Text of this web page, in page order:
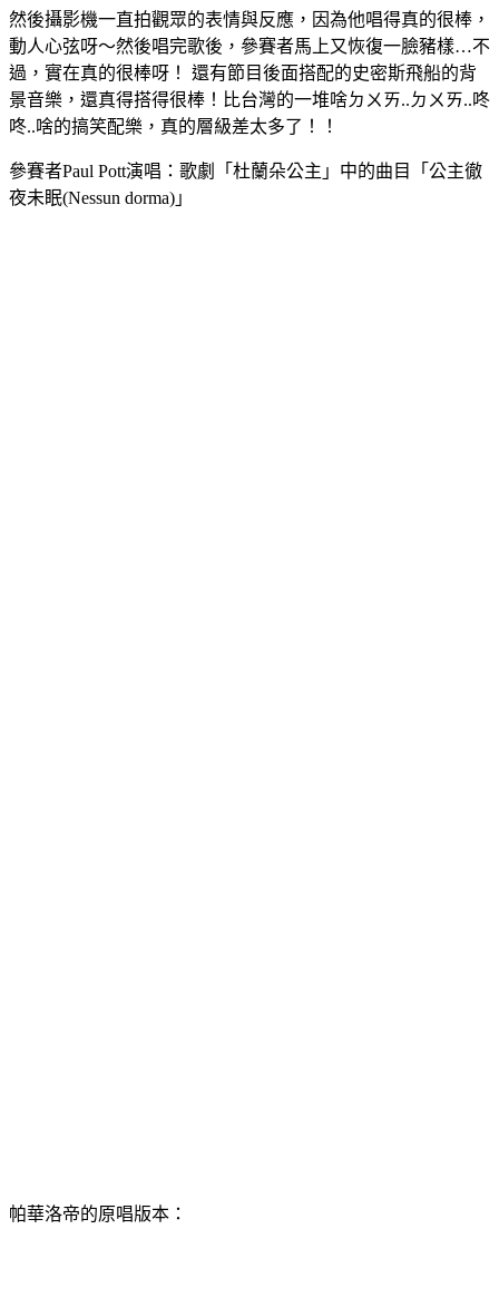
然後攝影機一直拍觀眾的表情與反應，因為他唱得真的很棒，
動人心弦呀～然後唱完歌後，參賽者馬上又恢復一臉豬樣…不
過，實在真的很棒呀！ 還有節目後面搭配的史密斯飛船的背
景音樂，還真得搭得很棒！比台灣的一堆啥ㄉㄨㄞ..ㄉㄨㄞ..咚
咚..啥的搞笑配樂，真的層級差太多了！！
參賽者Paul Pott演唱：歌劇「杜蘭朵公主」中的曲目「公主徹
夜未眠(Nessun dorma)」
帕華洛帝的原唱版本：